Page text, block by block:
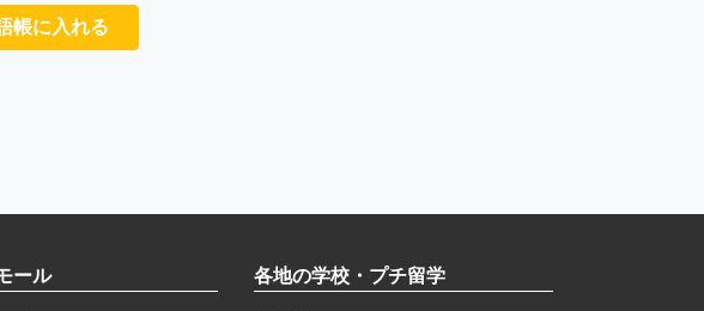
帳に入れる
ール 各地の学校・プチ留学